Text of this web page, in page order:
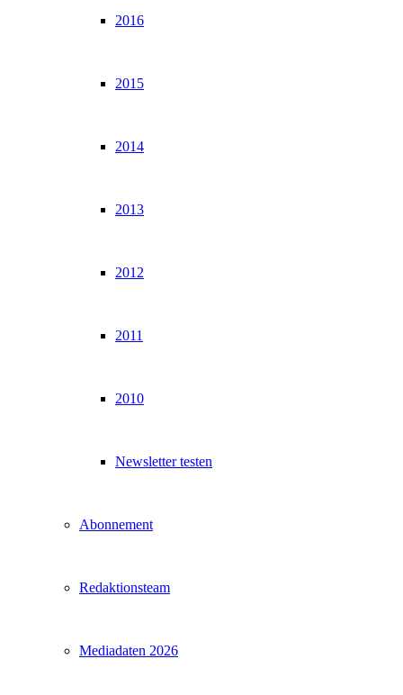
2016
2015
2014
2013
2012
2011
2010
Newsletter testen
Abonnement
Redaktionsteam
Mediadaten 2026